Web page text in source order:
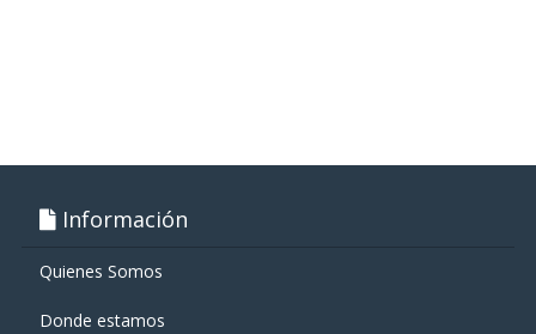
Información
Quienes Somos
Donde estamos